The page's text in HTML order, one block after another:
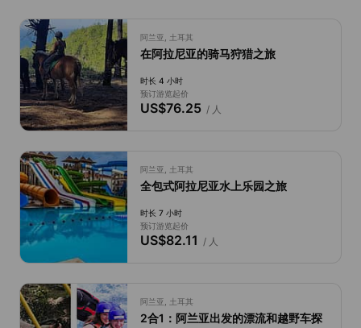
阿兰亚, 土耳其
在阿拉尼亚的骑马狩猎之旅
时长 4 小时
预订游览起价
US$76.25/ 人
阿兰亚, 土耳其
全包式阿拉尼亚水上乐园之旅
时长 7 小时
预订游览起价
US$82.11 / 人
阿兰亚, 土耳其
2合1：阿兰亚出发的漂流和越野车探